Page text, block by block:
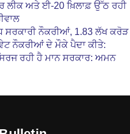
ਲੀਕ ਅਤੇ ਈ-20 ਖ਼ਿਲਾਫ਼ ਉੱਠ ਰਹੀ
ਸਰਕਾਰੀ ਨੌਕਰੀਆਂ, 1.83 ਲੱਖ ਕਰੋੜ
ਨੌਕਰੀਆਂ ਦੇ ਮੌਕੇ ਪੈਦਾ ਕੀਤੇ:
ਰਹੀ ਹੈ ਮਾਨ ਸਰਕਾਰ: ਅਮਨ